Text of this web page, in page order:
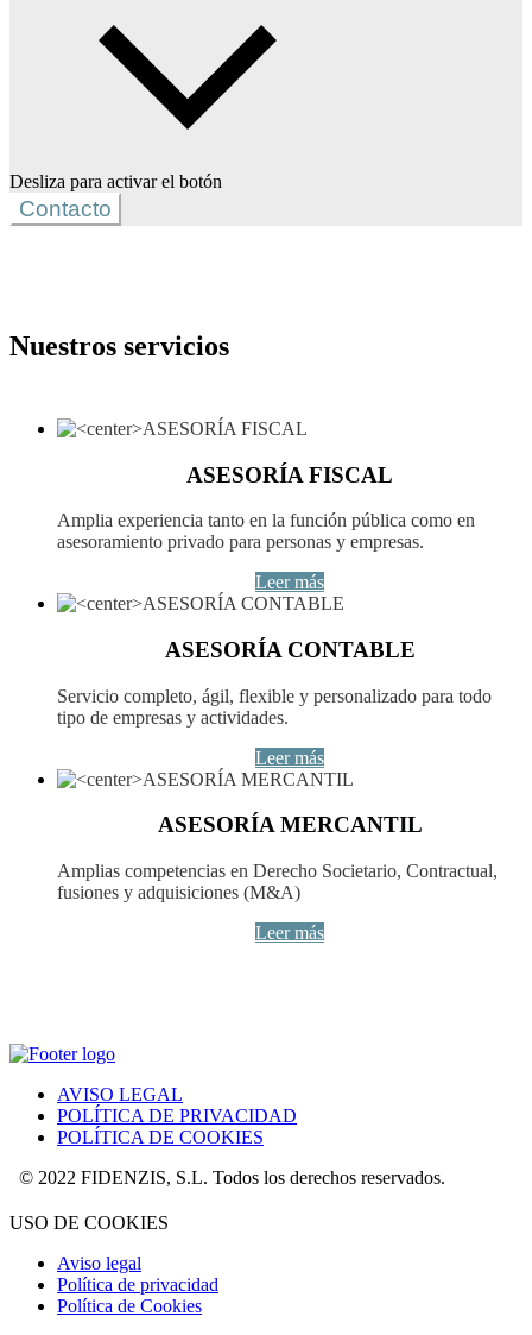
Desliza para activar el botón
Contacto
Nuestros servicios
ASESORÍA FISCAL
Amplia experiencia tanto en la función pública como en
asesoramiento privado para personas y empresas.
Leer más
ASESORÍA CONTABLE
Servicio completo, ágil, flexible y personalizado para todo
tipo de empresas y actividades.
Leer más
ASESORÍA MERCANTIL
Amplias competencias en Derecho Societario, Contractual,
fusiones y adquisiciones (M&A)
Leer más
AVISO LEGAL
POLÍTICA DE PRIVACIDAD
POLÍTICA DE COOKIES
S.L. Todos los derechos reservados.
USO DE COOKIES
Aviso legal
Política de privacidad
Política de Cookies